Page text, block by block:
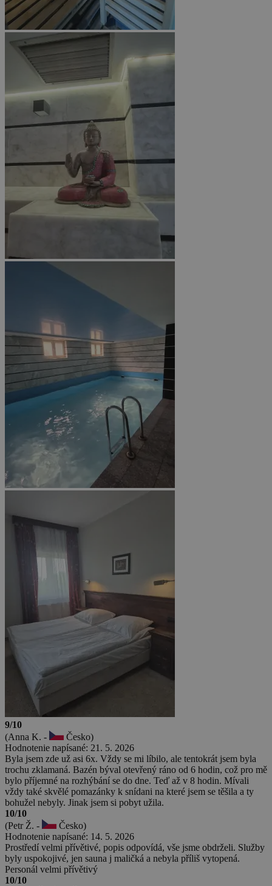
9/10
(Anna K. -
Česko)
Hodnotenie napísané: 21. 5. 2026
Byla jsem zde už asi 6x. Vždy se mi líbilo, ale tentokrát jsem byla
trochu zklamaná. Bazén býval otevřený ráno od 6 hodin, což pro mě
bylo příjemné na rozhýbání se do dne. Teď až v 8 hodin. Mívali
vždy také skvělé pomazánky k snídani na které jsem se těšila a ty
bohužel nebyly. Jinak jsem si pobyt užila.
10/10
(Petr Ž. -
Česko)
Hodnotenie napísané: 14. 5. 2026
Prostředí velmi přívětivé, popis odpovídá, vše jsme obdrželi. Služby
byly uspokojivé, jen sauna j maličká a nebyla příliš vytopená.
Personál velmi přívětivý
10/10